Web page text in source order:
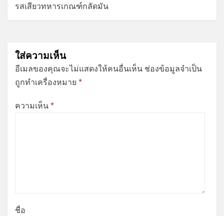
รสเสียวทหารเกณฑ์กลัดมัน
ใส่ความเห็น
อีเมลของคุณจะไม่แสดงให้คนอื่นเห็น ช่องข้อมูลจำเป็น
ถูกทำเครื่องหมาย *
ความเห็น *
ชื่อ